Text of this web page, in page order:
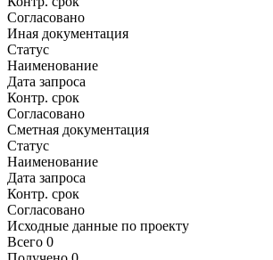
Согласовано
Иная документация
Статус
Наименование
Дата запроса
Контр. срок
Согласовано
Сметная документация
Статус
Наименование
Дата запроса
Контр. срок
Согласовано
Исходные данные по проекту
Всего 0